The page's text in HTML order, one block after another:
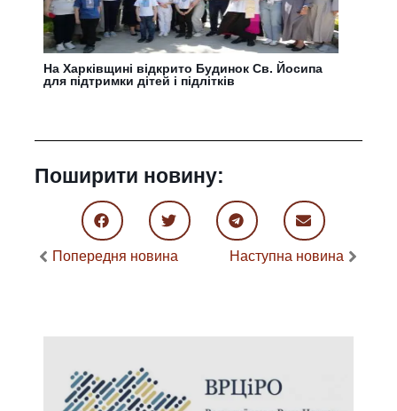
На Харківщині відкрито Будинок Св. Йосипа
для підтримки дітей і підлітків
Поширити новину:
Попередня новина Наступна новина